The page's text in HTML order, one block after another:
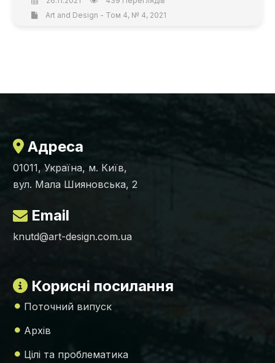
Art and Design - Том 4, № 4, 2021
Адреса
01011, Україна, м. Київ,
вул. Мала Шияновська, 2
Email
knutd@art-design.com.ua
Корисні посилання
Поточний випуск
Архів
Цілі та проблематика